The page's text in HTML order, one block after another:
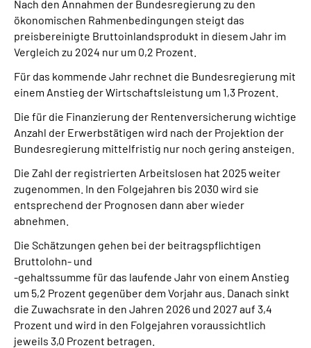
Nach den Annahmen der Bundesregierung zu den
ökonomischen Rahmenbedingungen steigt das
preisbereinigte Bruttoinlandsprodukt in diesem Jahr im
Vergleich zu 2024 nur um 0,2 Prozent.
Für das kommende Jahr rechnet die Bundesregierung mit
einem Anstieg der Wirtschaftsleistung um 1,3 Prozent.
Die für die Finanzierung der Rentenversicherung wichtige
Anzahl der Erwerbstätigen wird nach der Projektion der
Bundesregierung mittelfristig nur noch gering ansteigen.
Die Zahl der registrierten Arbeitslosen hat 2025 weiter
zugenommen. In den Folgejahren bis 2030 wird sie
entsprechend der Prognosen dann aber wieder
abnehmen.
Die Schätzungen gehen bei der beitragspflichtigen
Bruttolohn- und
-gehaltssumme für das laufende Jahr von einem Anstieg
um 5,2 Prozent gegenüber dem Vorjahr aus. Danach sinkt
die Zuwachsrate in den Jahren 2026 und 2027 auf 3,4
Prozent und wird in den Folgejahren voraussichtlich
jeweils 3,0 Prozent betragen.